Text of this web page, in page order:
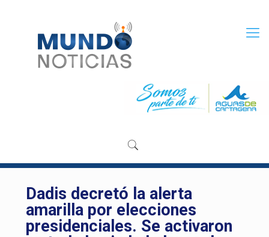
Dadis decretó la alerta
amarilla por elecciones
presidenciales. Se activaron